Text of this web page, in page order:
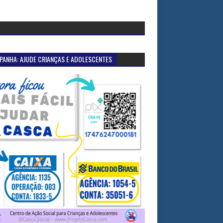
AJUDE CRIANÇAS E ADOLESCENTES